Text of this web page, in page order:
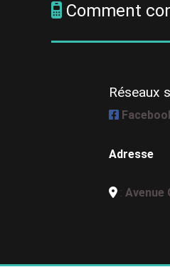
Comment
Réseaux
Adresse
: Avenue